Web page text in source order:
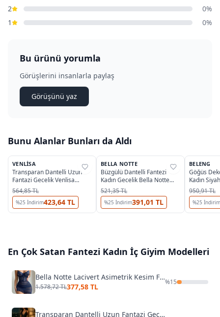
2
0%
1
0%
Bu ürünü yorumla
Görüşlerini insanlarla paylaş
Görüşünü yaz
Bunu Alanlar Bunları da Aldı
%33
VENLISA
Transparan Dantelli Uzun
Fantazi Gecelik Venlisa
V2500
564,85 TL
%25 İndirim423,64 TL
%76
BELLA NOTTE
Büzgülü Dantelli Fantezi
Kadın Gecelik Bella Notte
15933
521,35 TL
%25 İndirim391,01 TL
%38
BELENG
Göğüs
Kadın
6091
950,91 TL
%25 İndirim
En Çok Satan Fantezi Kadın İç Giyim Modelleri
Bella Notte Lacivert Asimetrik Kesim Fırfırlı Gecelik 15620
1.578,72 TL377,58 TL
%15
Transparan Dantelli Uzun Fantazi Gecelik Venlisa V2500